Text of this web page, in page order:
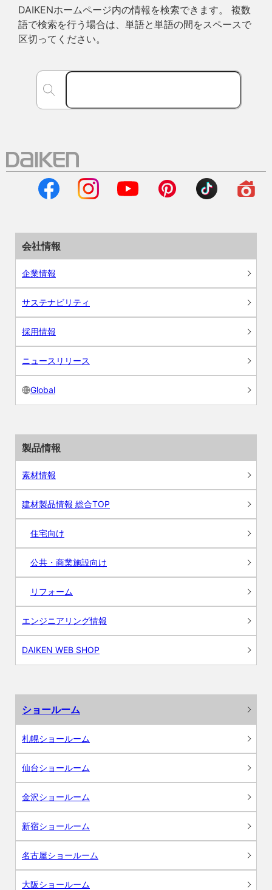
DAIKENホームページ内の情報を検索できます。 複数
語で検索を行う場合は、単語と単語の間をスペースで
区切ってください。
会社情報
企業情報
サステナビリティ
採用情報
ニュースリリース
Global
製品情報
素材情報
建材製品情報 総合TOP
住宅向け
公共・商業施設向け
リフォーム
エンジニアリング情報
DAIKEN WEB SHOP
ショールーム
札幌ショールーム
仙台ショールーム
金沢ショールーム
新宿ショールーム
名古屋ショールーム
大阪ショールーム